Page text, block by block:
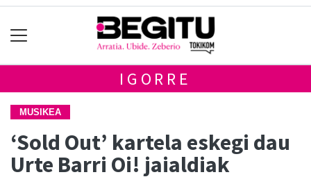
IGORRE
MUSIKEA
‘Sold Out’ kartela eskegi dau
Urte Barri Oi! jaialdiak